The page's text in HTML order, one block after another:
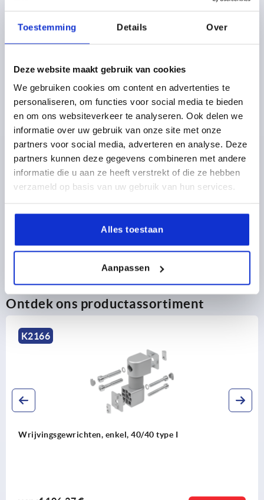
Toestemming Details Over
Deze website maakt gebruik van cookies
We gebruiken cookies om content en advertenties te
personaliseren, om functies voor social media te bieden
en om ons websiteverkeer te analyseren. Ook delen we
informatie over uw gebruik van onze site met onze
partners voor social media, adverteren en analyse. Deze
partners kunnen deze gegevens combineren met andere
informatie die u aan ze heeft verstrekt of die ze hebben
verzameld op basis van uw gebruik van hun services.
Alles toestaan
Aanpassen
VORM-TYPE=VASTE GELEIDING
17,61 €
excl. BTW
plus verzendkosten
PRODUCTGEGEVENS
CAD
Ontdek ons productassortiment
40 type I Hoekprofielen